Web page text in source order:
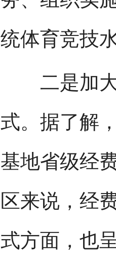
统体育竞技
二是加大
式。据了解
基地省级经
区来说，经
式方面，也